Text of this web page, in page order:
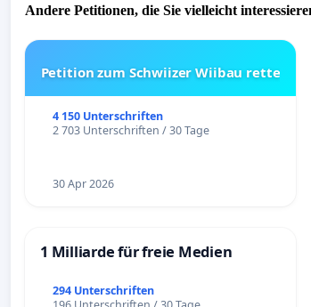
Andere Petitionen, die Sie vielleicht
Petition zum Schwiizer Wiibau rette
4 150 Unterschriften
2 703 Unterschriften / 30 Tage
30 Apr 2026
1 Milliarde für freie Medien
294 Unterschriften